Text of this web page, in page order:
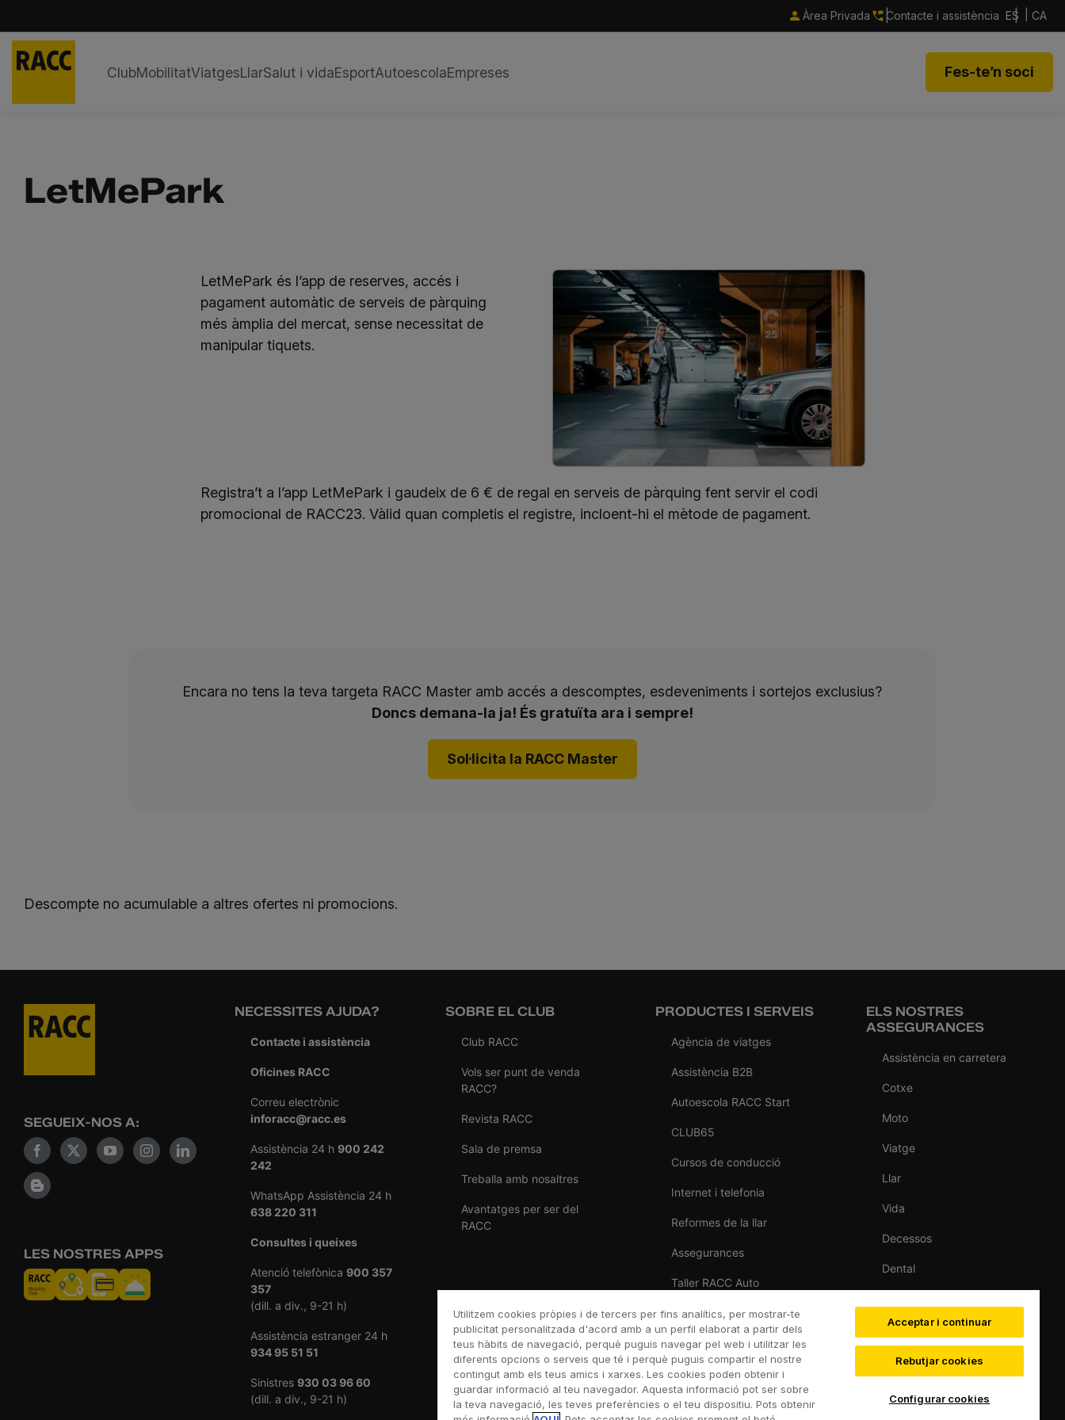
Àrea Privada Contacte i assistència ES CA
ClubMobilitatViatgesLlarSalut i vidaEsportAutoescolaEmpreses Fes-te’n soci
LetMePark
LetMePark és l’app de reserves, accés i
pagament automàtic de serveis de pàrquing
més àmplia del mercat, sense necessitat de
manipular tiquets.
Registra’t a l’app LetMePark i gaudeix de 6 € de regal en serveis de pàrquing fent servir el codi
promocional de RACC23. Vàlid quan completis el registre, incloent-hi el mètode de pagament.
Encara no tens la teva targeta RACC Master amb accés a descomptes, esdeveniments i sortejos exclusius?
Doncs demana-la ja! És gratuïta ara i sempre!
Sol·licita la RACC Master
Descompte no acumulable a altres ofertes ni promocions.
SEGUEIX-NOS A:
LES NOSTRES APPS
NECESSITES AJUDA?
Contacte i assistència
Oficines RACC
Correu electrònic
inforacc@racc.es
Assistència 24 h 900 242
242
WhatsApp Assistència 24 h
638 220 311
Consultes i queixes
Atenció telefònica 900 357
357
(dill. a div., 9-21 h)
Assistència estranger 24 h
934 95 51 51
Sinistres 930 03 96 60
(dill. a div., 9-21 h)
SOBRE EL CLUB
Club RACC
Vols ser punt de venda
RACC?
Revista RACC
Sala de premsa
Treballa amb nosaltres
Avantatges per ser del
RACC
PRODUCTES I SERVEIS
Agència de viatges
Assistència B2B
Autoescola RACC Start
CLUB65
Cursos de conducció
Internet i telefonia
Reformes de la llar
Assegurances
Taller RACC Auto
Venda de cotxes
ELS NOSTRES
ASSEGURANCES
Assistència en carretera
Cotxe
Moto
Viatge
Llar
Vida
Decessos
Dental
Esquí
Utilitzem cookies pròpies i de tercers per fins analítics, per mostrar-te
publicitat personalitzada d'acord amb a un perfil elaborat a partir dels
teus hàbits de navegació, perquè puguis navegar pel web i utilitzar les
diferents opcions o serveis que té i perquè puguis compartir el nostre
contingut amb els teus amics i xarxes. Les cookies poden obtenir i
guardar informació al teu navegador. Aquesta informació pot ser sobre
la teva navegació, les teves preferències o el teu dispositiu. Pots obtenir
Acceptar i continuar
Rebutjar cookies
Configurar cookies